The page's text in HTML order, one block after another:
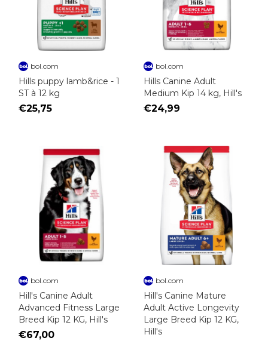
bol.com
Hills puppy lamb&rice - 1
ST à 12 kg
€25,75
bol.com
Hills Canine Adult
Medium Kip 14 kg, Hill's
€24,99
bol.com
Hill's Canine Adult
Advanced Fitness Large
Breed Kip 12 KG, Hill's
€67,00
bol.com
Hill's Canine Mature
Adult Active Longevity
Large Breed Kip 12 KG,
Hill's